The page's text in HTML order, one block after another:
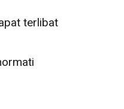
terlibat